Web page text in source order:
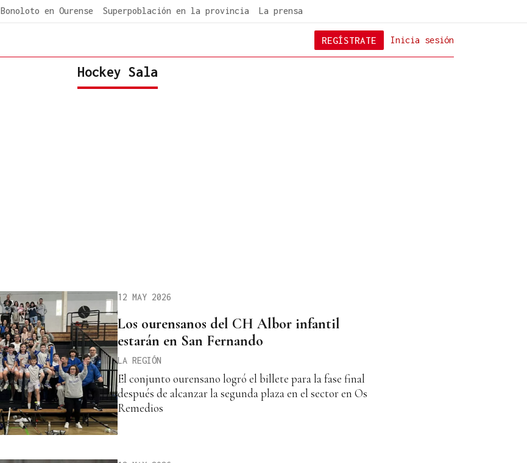
Bonoloto en Ourense Superpoblación en la provincia La prensa
Inicia sesión
REGÍSTRATE
Hockey Sala
12 MAY 2026
Los ourensanos del CH Albor infantil
estarán en San Fernando
LA REGIÓN
El conjunto ourensano logró el billete para la fase final
después de alcanzar la segunda plaza en el sector en Os
Remedios